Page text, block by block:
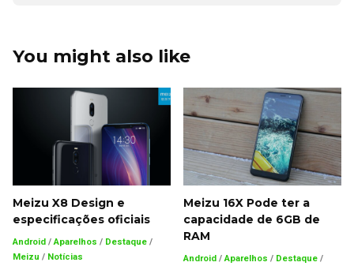
You might also like
Meizu X8 Design e
especificações oficiais
Android /Aparelhos / Destaque /
Meizu / Notícias
Meizu 16X Pode ter a
capacidade de 6GB de
RAM
Android /Aparelhos / Destaque /